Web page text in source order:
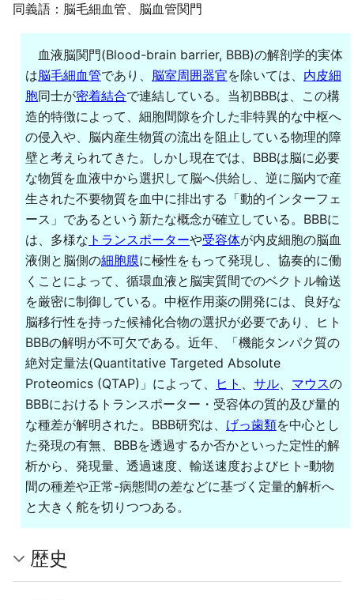
同義語：脳毛細血管、脳血管関門
血液脳関門(Blood-brain barrier, BBB)の解剖学的実体
は脳毛細血管であり、 脳室周囲器官を除いては、 内皮細
胞同士が密着結合で連結している。当初BBBは、この構
造的特徴によって、細胞間隙を介した非特異的な中枢へ
の侵入や、脳内産生物質の流出を阻止している物理的障
壁と考えられてきた。しかし現在では、BBBは脳に必要
な物質を血液中から選択して脳へ供給し、逆に脳内で産
生された不要物質を血中に排出する「動的インターフェ
ース」であるという新たな概念が確立している。BBBに
は、多様な トランスポーターや受容体が内皮細胞の脳血
液側と脳側の細胞膜に極性をもって発現し、協奏的に働
くことによって、循環血液と脳実質間でのベクトル輸送
を厳密に制御している。中枢作用薬の開発には、良好な
脳移行性を持った候補化合物の選択が必要であり、ヒト
BBBの解明が不可欠である。近年、「機能タンパク質の
絶対定量法(Quantitative Targeted Absolute
Proteomics (QTAP)」によって、
ヒト 、 サル、 マウスの
BBBにおけるトランスポーター・受容体の質的及び量的
な種差が解明された。BBB研究は、 げっ歯類を中心とし
た発現の有無、BBBを透過するか否かといった定性的解
析から、発現量、透過速度、輸送速度およびヒト-動物
間の種差や正常-病態間の差などに基づく定量的解析へ
と大きく舵を切りつつある。
歴史